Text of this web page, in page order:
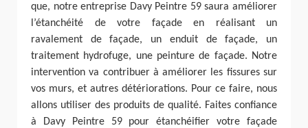
que, notre entreprise Davy Peintre 59 saura améliorer
l’étanchéité de votre façade en réalisant un
ravalement de façade, un enduit de façade, un
traitement hydrofuge, une peinture de façade. Notre
intervention va contribuer à améliorer les fissures sur
vos murs, et autres détériorations. Pour ce faire, nous
allons utiliser des produits de qualité. Faites confiance
à Davy Peintre 59 pour étanchéifier votre façade